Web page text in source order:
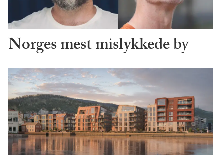
Norges mest mislykkede by